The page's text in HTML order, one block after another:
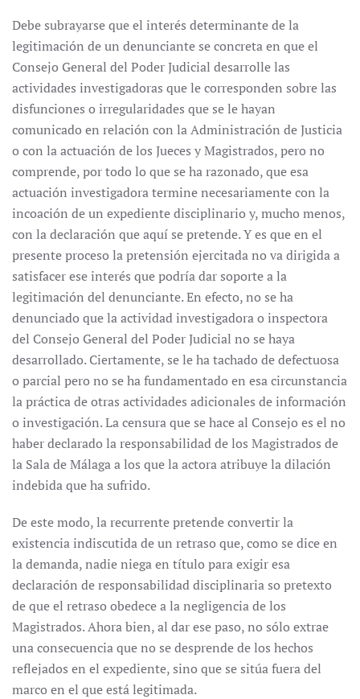
Debe subrayarse que el interés determinante de la
legitimación de un denunciante se concreta en que el
Consejo General del Poder Judicial desarrolle las
actividades investigadoras que le corresponden sobre las
disfunciones o irregularidades que se le hayan
comunicado en relación con la Administración de Justicia
o con la actuación de los Jueces y Magistrados, pero no
comprende, por todo lo que se ha razonado, que esa
actuación investigadora termine necesariamente con la
incoación de un expediente disciplinario y, mucho menos,
con la declaración que aquí se pretende. Y es que en el
presente proceso la pretensión ejercitada no va dirigida a
satisfacer ese interés que podría dar soporte a la
legitimación del denunciante. En efecto, no se ha
denunciado que la actividad investigadora o inspectora
del Consejo General del Poder Judicial no se haya
desarrollado. Ciertamente, se le ha tachado de defectuosa
o parcial pero no se ha fundamentado en esa circunstancia
la práctica de otras actividades adicionales de información
o investigación. La censura que se hace al Consejo es el no
haber declarado la responsabilidad de los Magistrados de
la Sala de Málaga a los que la actora atribuye la dilación
indebida que ha sufrido.
De este modo, la recurrente pretende convertir la
existencia indiscutida de un retraso que, como se dice en
la demanda, nadie niega en título para exigir esa
declaración de responsabilidad disciplinaria so pretexto
de que el retraso obedece a la negligencia de los
Magistrados. Ahora bien, al dar ese paso, no sólo extrae
una consecuencia que no se desprende de los hechos
reflejados en el expediente, sino que se sitúa fuera del
marco en el que está legitimada.